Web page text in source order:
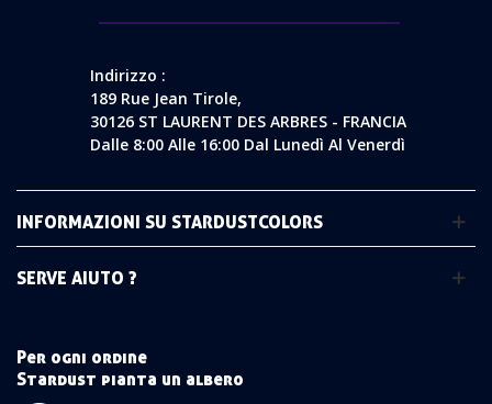
Indirizzo :
189 Rue Jean Tirole,
30126 ST LAURENT DES ARBRES - FRANCIA
Dalle 8:00 Alle 16:00 Dal Lunedì Al Venerdì
INFORMAZIONI SU STARDUSTCOLORS
SERVE AIUTO ?
Per ogni ordine
Stardust pianta un albero